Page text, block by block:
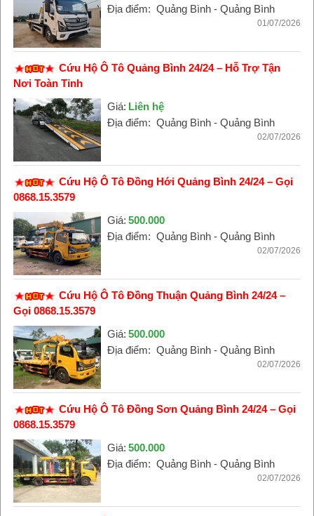
Địa điểm: Quảng Bình - Quảng Bình
01/07/2026
Cứu Hộ Ô Tô Quảng Bình 24/24 – Hỗ Trợ Tận
Nơi Toàn Tỉnh
Giá: Liên hệ
Địa điểm: Quảng Bình - Quảng Bình
02/07/2026
Cứu Hộ Ô Tô Đồng Hới Quảng Bình 24/24 – Gọi
0868.15.3579
Giá: 500.000
Địa điểm: Quảng Bình - Quảng Bình
02/07/2026
Cứu Hộ Ô Tô Đồng Thuận Quảng Bình 24/24 –
Gọi 0868.15.3579
Giá: 500.000
Địa điểm: Quảng Bình - Quảng Bình
02/07/2026
Cứu Hộ Ô Tô Đồng Sơn Quảng Bình 24/24 – Gọi
0868.15.3579
Giá: 500.000
Địa điểm: Quảng Bình - Quảng Bình
02/07/2026